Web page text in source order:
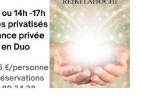
Une
Hébergement
06 08 51 73 97